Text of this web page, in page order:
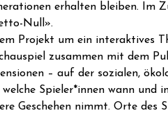
erhalten bleiben. Im
Null».
Projekt um ein interaktives
zusammen mit dem
– auf der sozialen,
Spieler*innen wann und
Geschehen nimmt. Orte des